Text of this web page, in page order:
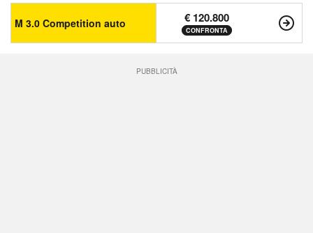
M 3.0 Competition auto € 120.800
CONFRONTA
PUBBLICITÀ